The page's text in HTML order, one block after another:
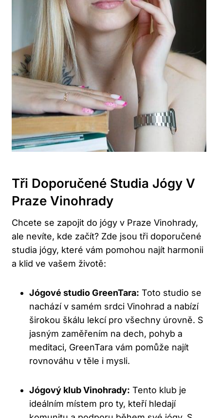
Tři Doporučené Studia Jógy V
Praze Vinohrady
Chcete se zapojit do jógy v Praze Vinohrady,
ale nevíte, kde začít? Zde jsou tři doporučené
studia jógy, které vám pomohou najít harmonii
a klid ve vašem životě:
Jógové studio GreenTara: Toto studio se
nachází v samém srdci Vinohrad a nabízí
širokou škálu lekcí pro všechny úrovně. S
jasným zaměřením na dech, pohyb a
meditaci, GreenTara vám pomůže najít
rovnováhu v těle i mysli.
Jógový klub Vinohrady: Tento klub je
ideálním místem pro ty, kteří hledají